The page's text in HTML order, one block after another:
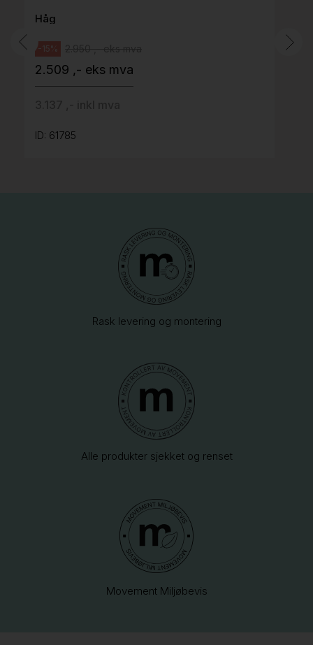
Håg
-15%
2.509 ,- eks mva
ID: 61785
Rask levering og montering
Alle produkter sjekket og renset
Movement Miljøbevis